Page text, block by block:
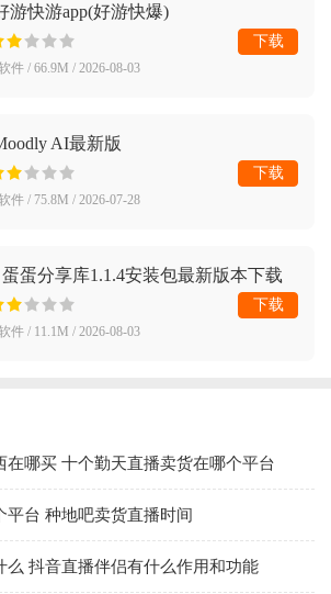
游快游app(好游快爆)
件 / 66.9M / 2026-08-03
下载
AI最新版
件 / 75.8M / 2026-07-28
下载
蛋蛋分享库1.1.4安装包最新版本下载
件 / 11.1M / 2026-08-03
下载
在哪买 十个勤天直播卖货在哪个平台
平台 种地吧卖货直播时间
么 抖音直播伴侣有什么作用和功能